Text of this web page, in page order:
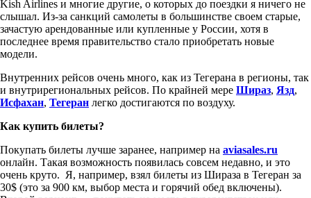
Kish Airlines и многие другие, о которых до поездки я ничего не
слышал. Из-за санкций самолеты в большинстве своем старые,
зачастую арендованные или купленные у России, хотя в
последнее время правительство стало приобретать новые
модели.
Внутренних рейсов очень много, как из Тегерана в регионы, так
и внутрирегиональных рейсов. По крайней мере Шираз, Язд,
Исфахан, Тегеран легко достигаются по воздуху.
Как купить билеты?
Покупать билеты лучше заранее, например на aviasales.ru
онлайн. Такая возможность появилась совсем недавно, и это
очень круто. Я, например, взял билеты из Шираза в Тегеран за
30$ (это за 900 км, выбор места и горячий обед включены).